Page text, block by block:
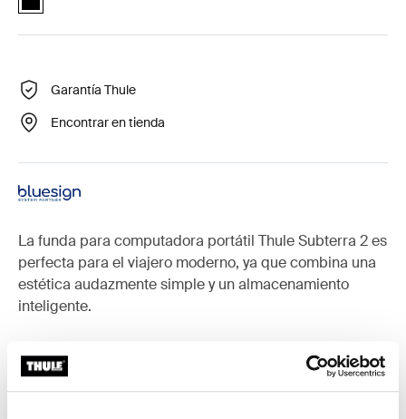
Garantía Thule
Encontrar en tienda
La funda para computadora portátil Thule Subterra 2 es
perfecta para el viajero moderno, ya que combina una
estética audazmente simple y un almacenamiento
inteligente.